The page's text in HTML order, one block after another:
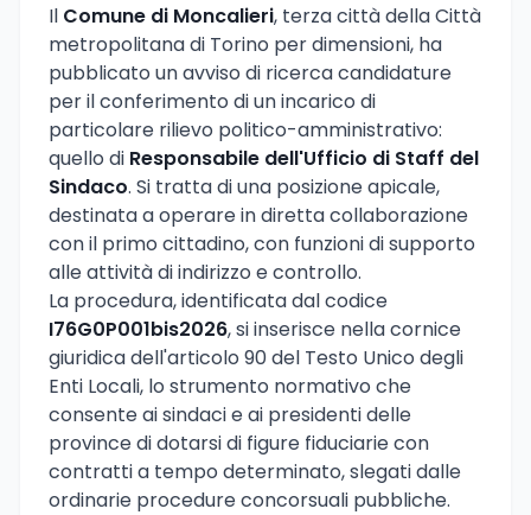
Il Comune di Moncalieri, terza città della Città
metropolitana di Torino per dimensioni, ha
pubblicato un avviso di ricerca candidature
per il conferimento di un incarico di
particolare rilievo politico-amministrativo:
quello di Responsabile dell'Ufficio di Staff del
Sindaco. Si tratta di una posizione apicale,
destinata a operare in diretta collaborazione
con il primo cittadino, con funzioni di supporto
alle attività di indirizzo e controllo.
La procedura, identificata dal codice
I76G0P001bis2026, si inserisce nella cornice
giuridica dell'articolo 90 del Testo Unico degli
Enti Locali, lo strumento normativo che
consente ai sindaci e ai presidenti delle
province di dotarsi di figure fiduciarie con
contratti a tempo determinato, slegati dalle
ordinarie procedure concorsuali pubbliche.